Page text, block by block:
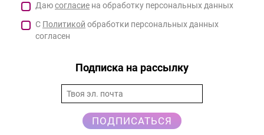
Даюсогласие на обработку персональных данных
С Политикой обработки персональных данных
согласен
Подписка на рассылку
ПОДПИСАТЬСЯ